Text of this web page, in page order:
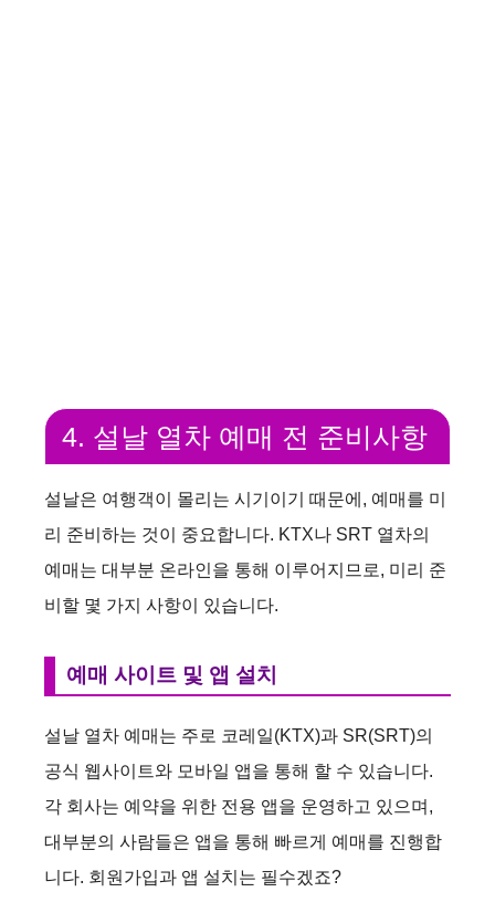
4. 설날 열차 예매 전 준비사항
설날은 여행객이 몰리는 시기이기 때문에, 예매를 미
리 준비하는 것이 중요합니다. KTX나 SRT 열차의
예매는 대부분 온라인을 통해 이루어지므로, 미리 준
비할 몇 가지 사항이 있습니다.
예매 사이트 및 앱 설치
설날 열차 예매는 주로 코레일(KTX)과 SR(SRT)의
공식 웹사이트와 모바일 앱을 통해 할 수 있습니다.
각 회사는 예약을 위한 전용 앱을 운영하고 있으며,
대부분의 사람들은 앱을 통해 빠르게 예매를 진행합
니다. 회원가입과 앱 설치는 필수겠죠?